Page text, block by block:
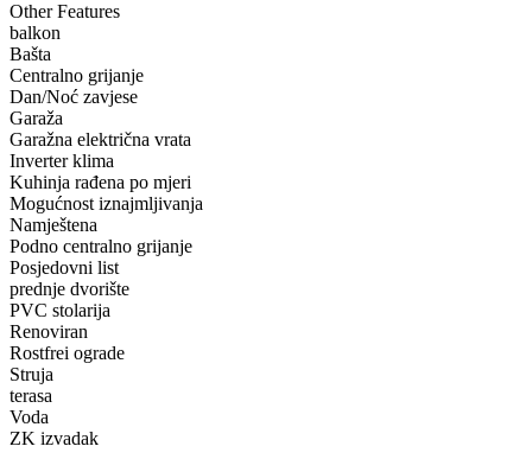
Other Features
balkon
Bašta
Centralno grijanje
Dan/Noć zavjese
Garaža
Garažna električna vrata
Inverter klima
Kuhinja rađena po mjeri
Mogućnost iznajmljivanja
Namještena
Podno centralno grijanje
Posjedovni list
prednje dvorište
PVC stolarija
Renoviran
Rostfrei ograde
Struja
terasa
Voda
ZK izvadak